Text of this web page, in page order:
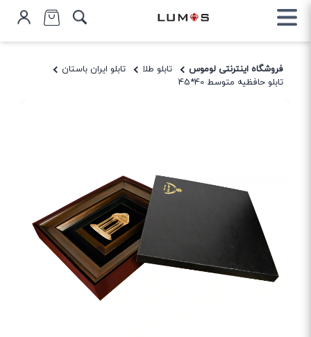
فروشگاه اینترنتی لوموس تابلو طلا
تابلو ایران باستان
تابلو حافظیه متوسط 40*45